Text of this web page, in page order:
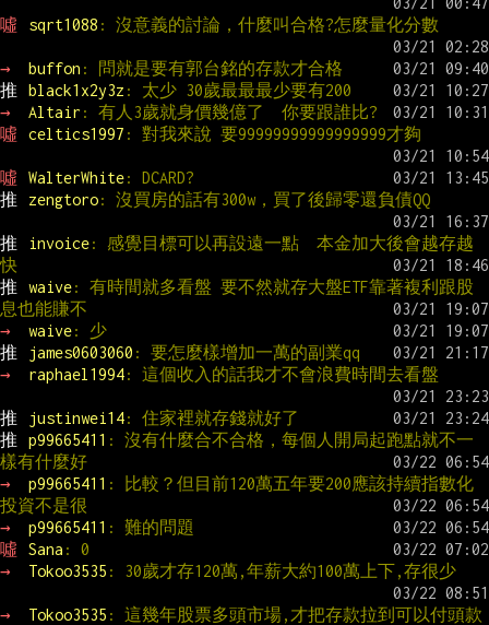
噓 sqrt1088 : 沒意義的討論，什麼叫合格?怎麼量化分數
→ buffon : 問就是要有郭台銘的存款才合格
推
black1x2y3z : 太少 30歲最最最少要有200
→
Altair : 有人3歲就身價幾億了  你要跟誰比?
噓
celtics1997 : 對我來說 要99999999999999999才夠
噓 WalterWhite: DCARD?
推
zengtoro: 沒買房的話有300w，買了後歸零還負債QQ
推 invoice: 感覺目標可以再設遠一點  本金加大後會越存越
快
推
waive: 有時間就多看盤 要不然就存大盤ETF靠著複利跟股
息也能賺不
→
waive: 少
推
james0603060 : 要怎麼樣增加一萬的副業qq
→
raphael1994: 這個收入的話我才不會浪費時間去看盤
推 justinwei14: 住家裡就存錢就好了
推
p99665411 : 沒有什麼合不合格，每個人開局起跑點就不一
樣有什麼好
→
p99665411 : 比較？但目前120萬五年要200應該持續指數化
投資不是很
→
p99665411 : 難的問題
噓
Sana : 0
→
Tokoo3535 : 30歲才存120萬,年薪大約100萬上下,存很少
→ Tokoo3535 : 這幾年股票多頭市場,才把存款拉到可以付頭款